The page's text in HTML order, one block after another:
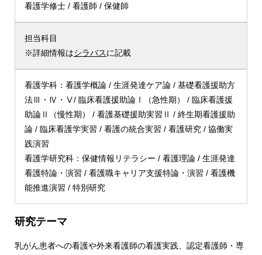
看護学修士 / 看護師 / 保健師
担当科目
※詳細情報はシラバスに記載
看護学科：看護学概論 / 生涯発達ケア論 / 基礎看護援助方
法Ⅲ・Ⅳ・Ⅴ/ 臨床看護援助論Ⅰ（急性期） / 臨床看護援
助論Ⅱ（慢性期） / 看護基礎援助実習Ⅱ / 終生期看護援助
論 / 臨床看護学実習 / 看護の統合実習 / 看護研究 / 協働実
践演習
看護学研究科：保健情報リテラシー / 看護理論 / 生涯発達
看護特論・演習 / 看護職キャリア支援特論・演習 / 看護機
能推進演習 / 特別研究
研究テーマ
乳がん患者への看護や外来看護師の看護実践、認定看護師・専